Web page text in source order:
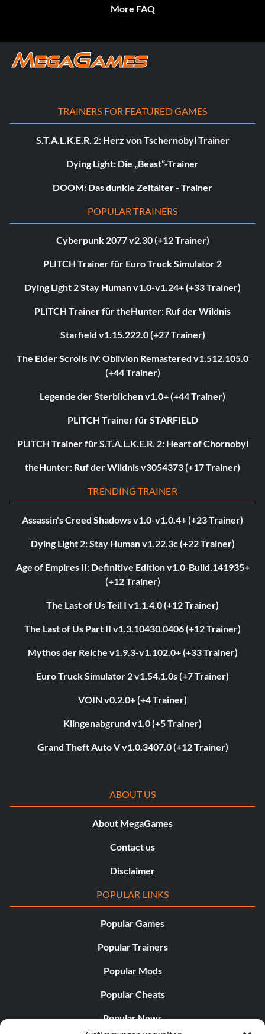
More FAQ
TRAINERS FOR FEATURED GAMES
S.T.A.L.K.E.R. 2: Herz von Tschernobyl Trainer
Dying Light: Die „Beast“-Trainer
DOOM: Das dunkle Zeitalter - Trainer
POPULAR TRAINERS
Cyberpunk 2077 v2.30 (+12 Trainer)
PLITCH Trainer für Euro Truck Simulator 2
Dying Light 2 Stay Human v1.0-v1.24+ (+33 Trainer)
PLITCH Trainer für theHunter: Ruf der Wildnis
Starfield v1.15.222.0 (+27 Trainer)
The Elder Scrolls IV: Oblivion Remastered v1.512.105.0
(+44 Trainer)
Legende der Sterblichen v1.0+ (+44 Trainer)
PLITCH Trainer für STARFIELD
PLITCH Trainer für S.T.A.L.K.E.R. 2: Heart of Chornobyl
theHunter: Ruf der Wildnis v3054373 (+17 Trainer)
TRENDING TRAINER
Assassin's Creed Shadows v1.0-v1.0.4+ (+23 Trainer)
Dying Light 2: Stay Human v1.22.3c (+22 Trainer)
Age of Empires II: Definitive Edition v1.0-Build.141935+
(+12 Trainer)
The Last of Us Teil I v1.1.4.0 (+12 Trainer)
The Last of Us Part II v1.3.10430.0406 (+12 Trainer)
Mythos der Reiche v1.9.3-v1.102.0+ (+33 Trainer)
Euro Truck Simulator 2 v1.54.1.0s (+7 Trainer)
VOIN v0.2.0+ (+4 Trainer)
Klingenabgrund v1.0 (+5 Trainer)
Grand Theft Auto V v1.0.3407.0 (+12 Trainer)
ABOUT US
About MegaGames
Contact us
Disclaimer
POPULAR LINKS
Popular Games
Popular Trainers
Popular Mods
Popular Cheats
Popular News